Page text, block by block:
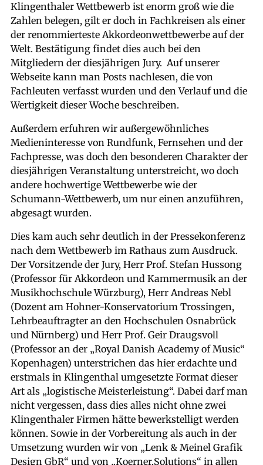
Klingenthaler Wettbewerb ist enorm groß wie die
Zahlen belegen, gilt er doch in Fachkreisen als einer
der renommierteste Akkordeonwettbewerbe auf der
Welt. Bestätigung findet dies auch bei den
Mitgliedern der diesjährigen Jury. Auf unserer
Webseite kann man Posts nachlesen, die von
Fachleuten verfasst wurden und den Verlauf und die
Wertigkeit dieser Woche beschreiben.
Außerdem erfuhren wir außergewöhnliches
Medieninteresse von Rundfunk, Fernsehen und der
Fachpresse, was doch den besonderen Charakter der
diesjährigen Veranstaltung unterstreicht, wo doch
andere hochwertige Wettbewerbe wie der
Schumann-Wettbewerb, um nur einen anzuführen,
abgesagt wurden.
Dies kam auch sehr deutlich in der Pressekonferenz
nach dem Wettbewerb im Rathaus zum Ausdruck.
Der Vorsitzende der Jury, Herr Prof. Stefan Hussong
(Professor für Akkordeon und Kammermusik an der
Musikhochschule Würzburg), Herr Andreas Nebl
(Dozent am Hohner-Konservatorium Trossingen,
Lehrbeauftragter an den Hochschulen Osnabrück
und Nürnberg) und Herr Prof. Geir Draugsvoll
(Professor an der „Royal Danish Academy of Music“
Kopenhagen) unterstrichen das hier erdachte und
erstmals in Klingenthal umgesetzte Format dieser
Art als „logistische Meisterleistung“. Dabei darf man
nicht vergessen, dass dies alles nicht ohne zwei
Klingenthaler Firmen hätte bewerkstelligt werden
können. Sowie in der Vorbereitung als auch in der
Umsetzung wurden wir von „Lenk & Meinel Grafik
Design GbR“ und von „Koerner.Solutions“ in allen